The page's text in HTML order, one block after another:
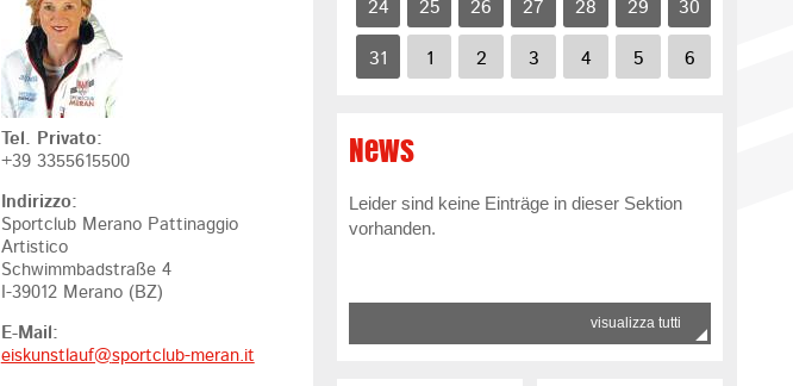
Tel. Privato:
+39 3355615500
Indirizzo:
Sportclub Merano Pattinaggio
Artistico
Schwimmbadstraße 4
I-39012 Merano (BZ)
E-Mail:
eiskunstlauf@sportclub-meran.it
24 25 26 27 28 29 30
31 1 2 3 4 5 6
News
Leider sind keine Einträge in dieser Sektion
vorhanden.
visualizza tutti